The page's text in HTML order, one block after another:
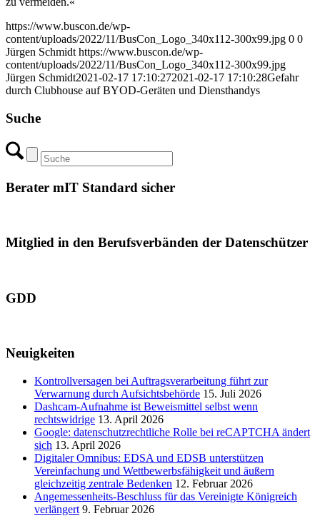
https://www.buscon.de/wp-
content/uploads/2022/11/BusCon_Logo_340x112-300x99.jpg 0 0
Jürgen Schmidt https://www.buscon.de/wp-
content/uploads/2022/11/BusCon_Logo_340x112-300x99.jpg
Jürgen Schmidt2021-02-17 17:10:272021-02-17 17:10:28Gefahr
durch Clubhouse auf BYOD-Geräten und Diensthandys
Suche
Berater mIT Standard sicher
Mitglied in den Berufsverbänden der Datenschützer
GDD
Neuigkeiten
Kontrollversagen bei Auftragsverarbeitung führt zur
Verwarnung durch Aufsichtsbehörde 15. Juli 2026
Dashcam-Aufnahme ist Beweismittel selbst wenn
rechtswidrige 13. April 2026
Google: datenschutzrechtliche Rolle bei reCAPTCHA ändert
sich 13. April 2026
Digitaler Omnibus: EDSA und EDSB unterstützen
Vereinfachung und Wettbewerbsfähigkeit und äußern
gleichzeitig zentrale Bedenken 12. Februar 2026
Angemessenheits-Beschluss für das Vereinigte Königreich
verlängert 9. Februar 2026